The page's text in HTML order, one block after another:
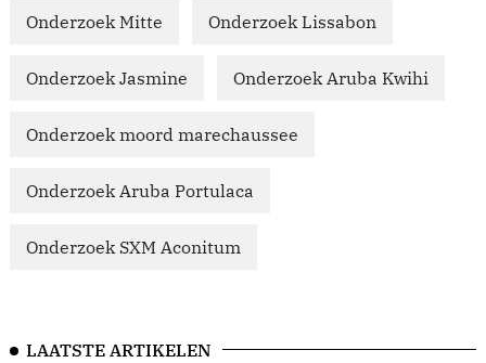
Onderzoek Mitte Onderzoek Lissabon
Onderzoek Jasmine Onderzoek Aruba Kwihi
Onderzoek moord marechaussee
Onderzoek Aruba Portulaca
Onderzoek SXM Aconitum
LAATSTE ARTIKELEN